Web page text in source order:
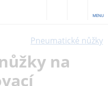
MENU
Pneumatické nůžky
na